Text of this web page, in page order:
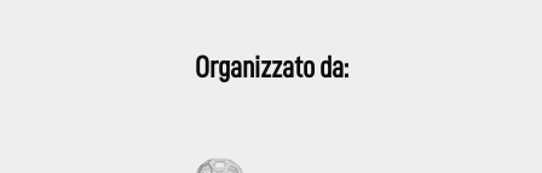
Organizzato da: